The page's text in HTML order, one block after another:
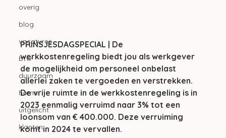
overig
blog
vacatures
btw
duurzaam
home
uitgelicht
klanten
PRINSJESDAGSPECIAL | De
werkkostenregeling biedt jou als werkgever
de mogelijkheid om personeel onbelast
allerlei zaken te vergoeden en verstrekken.
De vrije ruimte in de werkkostenregeling is in
2023 eenmalig verruimd naar 3% tot een
loonsom van € 400.000. Deze verruiming
komt in 2024 te vervallen.